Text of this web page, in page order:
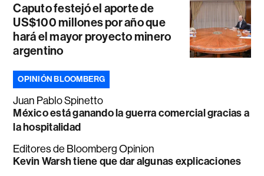
Caputo festejó el aporte de
US$100 millones por año que
hará el mayor proyecto minero
argentino
OPINIÓN BLOOMBERG
Juan Pablo Spinetto
México está ganando la guerra comercial gracias a
la hospitalidad
Editores de Bloomberg Opinion
Kevin Warsh tiene que dar algunas explicaciones